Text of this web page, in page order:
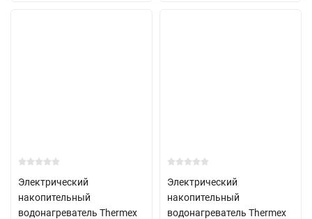
Электрический
накопительный
водонагреватель Thermex
Электрический
накопительный
водонагреватель Thermex